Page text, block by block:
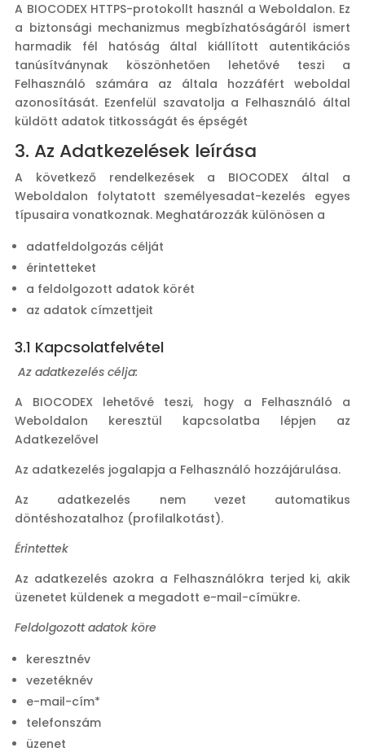
A BIOCODEX HTTPS-protokollt használ a Weboldalon. Ez
a biztonsági mechanizmus megbízhatóságáról ismert
harmadik fél hatóság által kiállított autentikációs
tanúsítványnak köszönhetően lehetővé teszi a
Felhasználó számára az általa hozzáfért weboldal
azonosítását. Ezenfelül szavatolja a Felhasználó által
küldött adatok titkosságát és épségét
3. Az Adatkezelések leírása
A következő rendelkezések a BIOCODEX által a
Weboldalon folytatott személyesadat-kezelés egyes
típusaira vonatkoznak. Meghatározzák különösen a
adatfeldolgozás célját
érintetteket
a feldolgozott adatok körét
az adatok címzettjeit
3.1 Kapcsolatfelvétel
Az adatkezelés célja:
A BIOCODEX lehetővé teszi, hogy a Felhasználó a
Weboldalon keresztül kapcsolatba lépjen az
Adatkezelővel
Az adatkezelés jogalapja a Felhasználó hozzájárulása.
Az adatkezelés nem vezet automatikus
döntéshozatalhoz (profilalkotást).
Érintettek
Az adatkezelés azokra a Felhasználókra terjed ki, akik
üzenetet küldenek a megadott e-mail-címükre.
Feldolgozott adatok köre
keresztnév
vezetéknév
e-mail-cím*
telefonszám
üzenet